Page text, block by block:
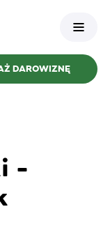
DAROWIZNĘ
-